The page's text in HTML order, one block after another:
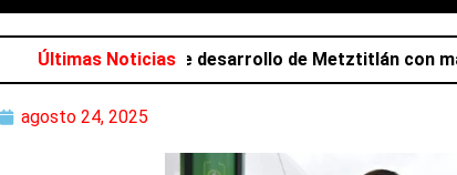
Últimas Noticias
favorece desarrollo de Metztitlán con más de
agosto 24, 2025